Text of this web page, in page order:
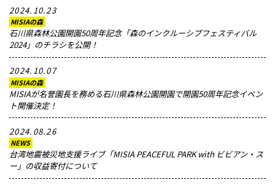
2024.10.23
MISIAの森
石川県森林公園開園50周年記念「森のインクルーシブフェスティバル
2024」のチラシを公開！
2024.10.07
MISIAの森
MISIAが名誉園長を務める石川県森林公園開園で開園50周年記念イベン
ト開催決定！
2024.08.26
NEWS
台湾地震被災地支援ライブ「MISIA PEACEFUL PARK with ビビアン・ス
ー」の収益寄付について